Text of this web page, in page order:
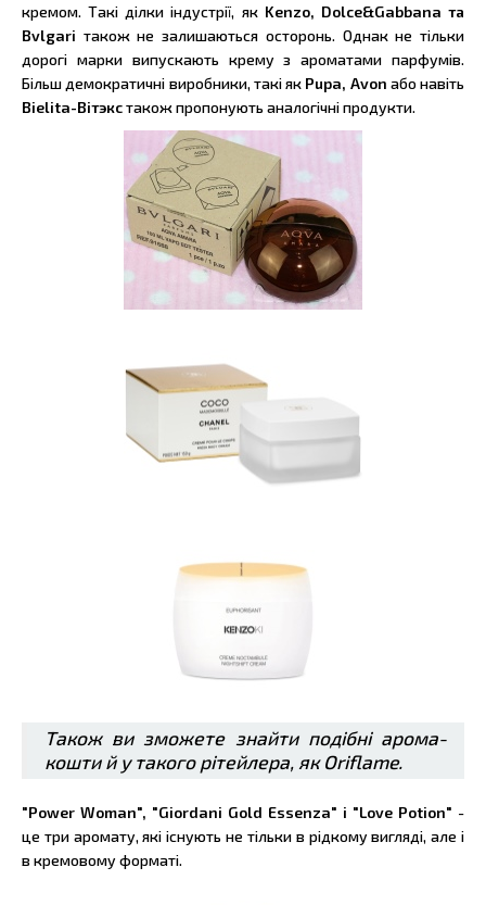
кремом. Такі ділки індустрії, якKenzo, Dolce&Gabbana та
Bvlgari також не залишаються осторонь. Однак не тільки
дорогі марки випускають крему з ароматами парфумів.
Більш демократичні виробники, такі як Pupa, Avon або навіть
Bielita-Вітэкстакож пропонують аналогічні продукти.
Також ви зможете знайти подібні арома-
кошти й у такого рітейлера, як Oriflame.
"Power Woman", "Giordani Gold Essenza" і "Love Potion" -
це три аромату, які існують не тільки в рідкому вигляді, але і
в кремовому форматі.